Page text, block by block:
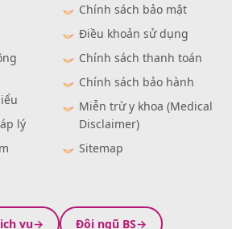
lý
Chính sách bảo mật
Điều khoản sử dụng
Chính sách thanh toán
Chính sách bảo hành
Miễn trừ y khoa (Medical
Disclaimer)
Sitemap
vụ Đội ngũ BS